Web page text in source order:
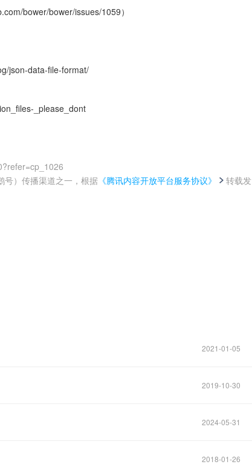
bower/bower/issues/1059）
json-data-file-format/
_please_dont
号）传播渠道之一，根据 《腾讯内容开放平台服务协议》 转载发
2021-01-05
2019-10-30
2024-05-31
2018-01-26